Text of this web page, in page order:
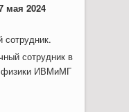
мая 2024
сотрудник в
физики ИВМиМГ